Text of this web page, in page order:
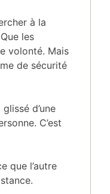
à la
les
volonté. Mais
de sécurité
d’une
C’est
que l’autre